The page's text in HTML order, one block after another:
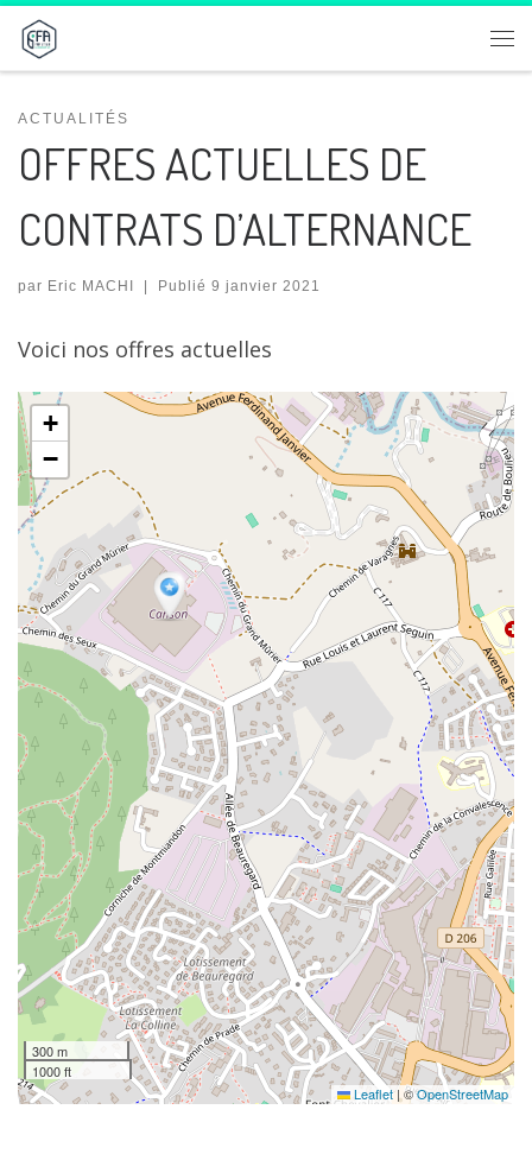
Passer au contenu
ACTUALITÉS
OFFRES ACTUELLES DE
CONTRATS D’ALTERNANCE
par Eric MACHI | Publié 9 janvier 2021
Voici nos offres actuelles
+
−
300 m
1000 ft
Leaflet | ©OpenStreetMap